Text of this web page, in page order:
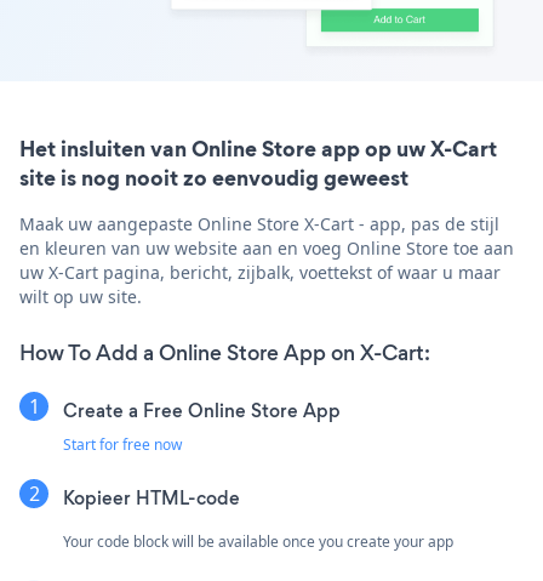
Het insluiten van Online Store app op uw X-Cart
site is nog nooit zo eenvoudig geweest
Maak uw aangepaste Online Store X-Cart - app, pas de stijl
en kleuren van uw website aan en voeg Online Store toe aan
uw X-Cart pagina, bericht, zijbalk, voettekst of waar u maar
wilt op uw site.
How To Add a Online Store App on X-Cart:
Create a Free Online Store App
Start for free now
Kopieer HTML-code
Your code block will be available once you create your app